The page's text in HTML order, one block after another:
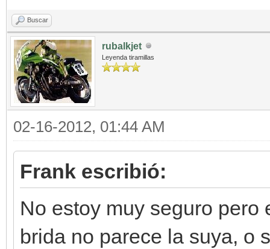
Buscar
rubalkjet
Leyenda tiramillas
02-16-2012, 01:44 AM
Frank escribió:
No estoy muy seguro pero
brida no parece la suya, o